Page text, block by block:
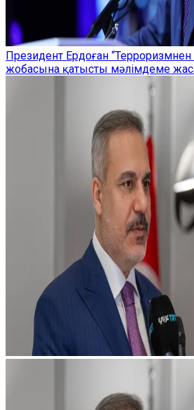
Президент Ердоған “Терроризмнен
жобасына қатысты мәлімдеме